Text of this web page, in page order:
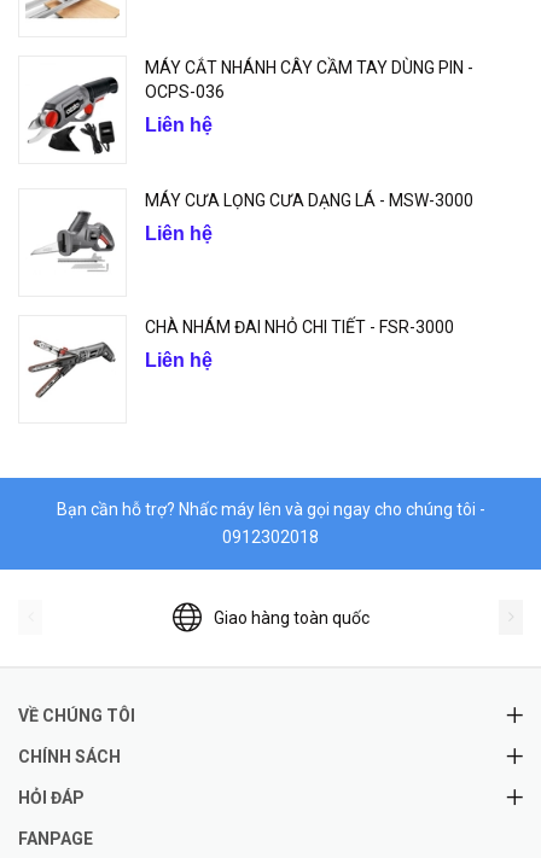
MÁY CẮT NHÁNH CÂY CẦM TAY DÙNG PIN -
OCPS-036
Liên hệ
MÁY CƯA LỌNG CƯA DẠNG LÁ - MSW-3000
Liên hệ
CHÀ NHÁM ĐAI NHỎ CHI TIẾT - FSR-3000
Liên hệ
Bạn cần hỗ trợ? Nhấc máy lên và gọi ngay cho chúng tôi -
0912302018
Giao hàng toàn quốc
VỀ CHÚNG TÔI
CHÍNH SÁCH
HỎI ĐÁP
FANPAGE